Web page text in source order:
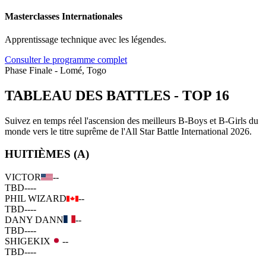
Masterclasses Internationales
Apprentissage technique avec les légendes.
Consulter le programme complet
Phase Finale - Lomé, Togo
TABLEAU DES BATTLES - TOP 16
Suivez en temps réel l'ascension des meilleurs B-Boys et B-Girls du
monde vers le titre suprême de l'All Star Battle International 2026.
HUITIÈMES (A)
VICTOR
--
TBD----
PHIL WIZARD
--
TBD----
DANY DANN
--
TBD----
SHIGEKIX
--
TBD----